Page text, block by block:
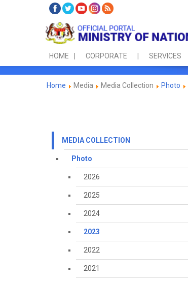
HOME CORPORATE SERVICES
Home Media Media Collection Photo
MEDIA COLLECTION
Photo
2026
2025
2024
2023
2022
2021